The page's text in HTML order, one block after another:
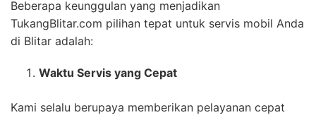
Beberapa keunggulan yang menjadikan
TukangBlitar.com pilihan tepat untuk servis mobil Anda
di Blitar adalah:
Waktu Servis yang Cepat
Kami selalu berupaya memberikan pelayanan cepat